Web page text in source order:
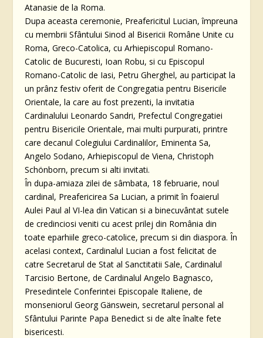
Atanasie de la Roma.
Dupa aceasta ceremonie, Preafericitul Lucian, împreuna
cu membrii Sfântului Sinod al Bisericii Române Unite cu
Roma, Greco-Catolica, cu Arhiepiscopul Romano-
Catolic de Bucuresti, Ioan Robu, si cu Episcopul
Romano-Catolic de Iasi, Petru Gherghel, au participat la
un prânz festiv oferit de Congregatia pentru Bisericile
Orientale, la care au fost prezenti, la invitatia
Cardinalului Leonardo Sandri, Prefectul Congregatiei
pentru Bisericile Orientale, mai multi purpurati, printre
care decanul Colegiului Cardinalilor, Eminenta Sa,
Angelo Sodano, Arhiepiscopul de Viena, Christoph
Schönborn, precum si alti invitati.
În dupa-amiaza zilei de sâmbata, 18 februarie, noul
cardinal, Preafericirea Sa Lucian, a primit în foaierul
Aulei Paul al VI-lea din Vatican si a binecuvântat sutele
de credinciosi veniti cu acest prilej din România din
toate eparhiile greco-catolice, precum si din diaspora. În
acelasi context, Cardinalul Lucian a fost felicitat de
catre Secretarul de Stat al Sanctitatii Sale, Cardinalul
Tarcisio Bertone, de Cardinalul Angelo Bagnasco,
Presedintele Conferintei Episcopale Italiene, de
monseniorul Georg Gänswein, secretarul personal al
Sfântului Parinte Papa Benedict si de alte înalte fete
bisericesti.